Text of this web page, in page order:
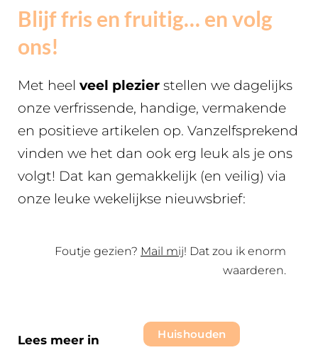
Blijf fris en fruitig… en volg
ons!
Met heel veel plezier stellen we dagelijks
onze verfrissende, handige, vermakende
en positieve artikelen op. Vanzelfsprekend
vinden we het dan ook erg leuk als je ons
volgt! Dat kan gemakkelijk (en veilig) via
onze leuke wekelijkse nieuwsbrief:
Foutje gezien? Mail mij! Dat zou ik enorm
waarderen.
Lees meer in
Huishouden